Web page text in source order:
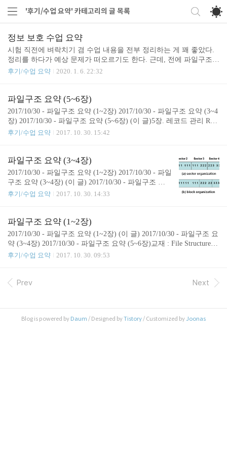
'후기/수업 요약' 카테고리의 글 목록
정보 보호 수업 요약
시험 직전에 벼락치기 겸 수업 내용을 전부 정리하는 게 꽤 좋았다.
정리를 하다가 예상 문제가 떠오르기도 한다. 근데, 전에 파일구조도
그렇고 이것도 반쪽짜리다. (기말고사 범위만 정리함)문서 정리하다
ElGamal DSA 10. Hash functions and Message Authentication Codes Has
h function SHA Message Authentication Codes (MAC) 11. User Authenti
cation User Authentication Password-based au..
후기/수업 요약 2020. 1. 6. 22:32
파일구조 요약 (5~6장)
2017/10/30 - 파일구조 요약 (1~2장) 2017/10/30 - 파일구조 요약 (3~4
장) 2017/10/30 - 파일구조 요약 (5~6장) (이 글)5장. 레코드 관리 Rec
ord length레코드의 길이는 field의 크기와 상관있다. 따라서 Access, f
술한다. 보통 파일의 앞쪽에 적는다.IO Buffer Class MethodsWrite: 파
일에 record를 적는다.Read: 파일로부터 record를 읽는다.WriteHeader:
파일의 앞에 “IOBuffer”라고 적지만, 어떤 버퍼로 풀어야하는가를 의
미한다.ReadHead..
후기/수업 요약 2017. 10. 30. 15:42
파일구조 요약 (3~4장)
2017/10/30 - 파일구조 요약 (1~2장) 2017/10/30 - 파일
구조 요약 (3~4장) (이 글) 2017/10/30 - 파일구조 요
약 (5~6장)3장. Secondary StorageMagnetic Tape과 Dis
개한다.DiskSector : 디스크에 접근하기 위한 가장 작
은 단위TrackCylinder (vertical collection of tracks)# of
sectors per track. * bytes per sector. 와 같은 식으로 주
어진 디스크 용량에서 몇 개의 실린더 혹은 섹터가
있는 지 계산하는 문제가 나올 가능성이 높다.Interlea
후기/수업 요약 2017. 10. 30. 14:33
파일구조 요약 (1~2장)
2017/10/30 - 파일구조 요약 (1~2장) (이 글) 2017/10/30 - 파일구조 요
약 (3~4장) 2017/10/30 - 파일구조 요약 (5~6장)교재 : File Structures:
An Object-Oriented Approach with C++ 3th edtion(지금은 절판된걸로
현하거나 그 데이터에 접근하는 연산들을 관리하는 것의 결합이다.
모리S..
후기/수업 요약 2017. 10. 30. 09:53
Prev Next
Blog is powered by Daum / Designed byTistory/ Customized byJoonas